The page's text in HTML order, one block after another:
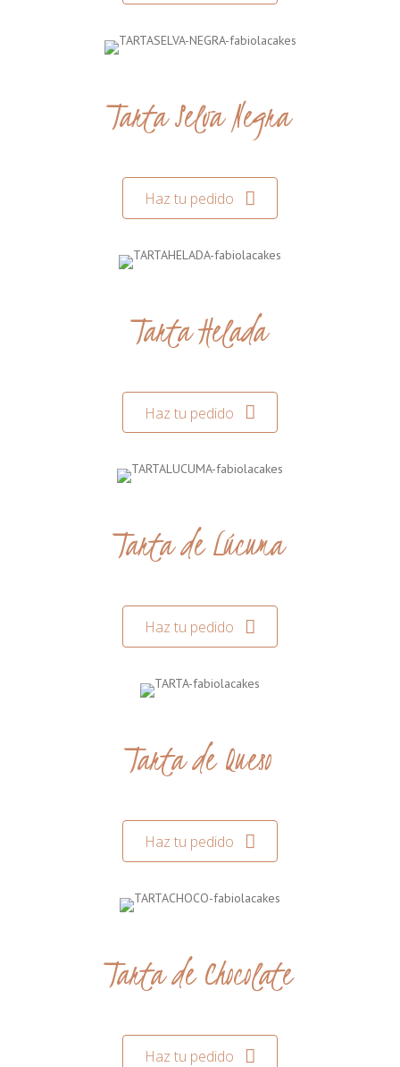
Tarta Selva Negra
Haz tu pedido
Tarta Helada
Haz tu pedido
Tarta de Lúcuma
Haz tu pedido
Tarta de Queso
Haz tu pedido
Tarta de Chocolate
Haz tu pedido